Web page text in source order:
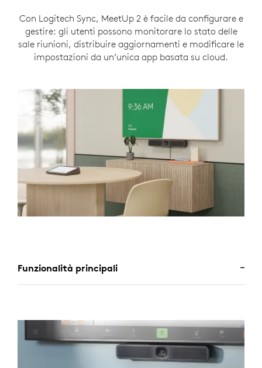
Con Logitech Sync, MeetUp 2 è facile da configurare e
gestire: gli utenti possono monitorare lo stato delle
sale riunioni, distribuire aggiornamenti e modificare le
impostazioni da un’unica app basata su cloud.
Funzionalità principali